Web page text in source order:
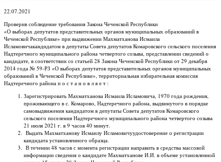
22.07.2021
Проверив соблюдение требования Закона Чеченской Республики
«О выборах депутатов представительных органов муниципальных образований в
Чеченской Республике» при выдвижении Махматханова Исмаила
Исламовичакандидатом в депутаты Совета депутатов Комаровского сельского поселения
Надтеречного муниципального района четвертого созыва, представлении сведений о
кандидате, в соответствии со статьей 28 Закона Чеченской Республики от 29 декабря
2014 года № 59-РЗ «О выборах депутатов представительных органов муниципальных
образований в Чеченской Республике», территориальная избирательная комиссия
Надтеречного района п о с т а н о в л я е т :
Зарегистрировать Махматханова Исмаила Исламовича, 1970 года рождения,
проживающего в с. Комарово, Надтеречного района, выдвинутого в порядке
самовыдвижения кандидатом в депутаты Совета депутатов Комаровского
сельского поселения Надтеречного муниципального района четвертого созыва
21 июля 2021 г. в 9 часов 40 минут.
Выдать Махматханову Исмаилу Исламовичуудостоверение о регистрации
кандидата установленного образца.
В течении 48 часов с момента регистрации направить в средства массовой
информации сведения о кандидате Махматханове И.И. в объеме установленной